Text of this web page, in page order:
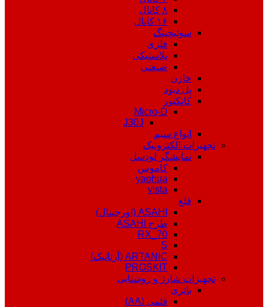
۸ کانال
۱۶ کانال
سوئیچینگ
فلزی
پلاستیکی
صنعتی
خازن
پل دیود
کانکتور
Micro-D
J30J
انواع سیم
تجهیزات الکترونیک
نمایشگر لودسل
کاموس
yaohua
vista
قلع
ASAHI (اورجینال)
طرح ASAHI
RX_70
S
ARTANIC (آرتانیک)
PROSKIT
تجهیزات شارژ و روشنایی
باتری
قلمی (AA)